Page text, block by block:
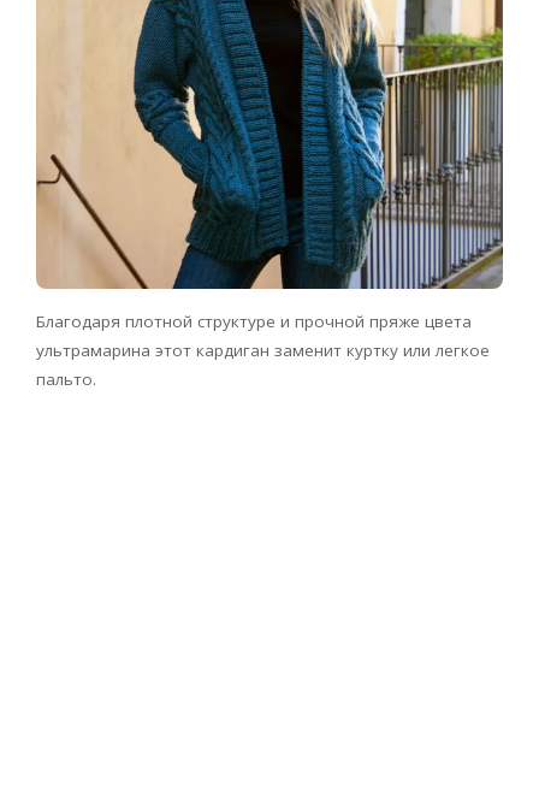
Благодаря плотной структуре и прочной пряже цвета
ультрамарина этот кардиган заменит куртку или легкое
пальто.